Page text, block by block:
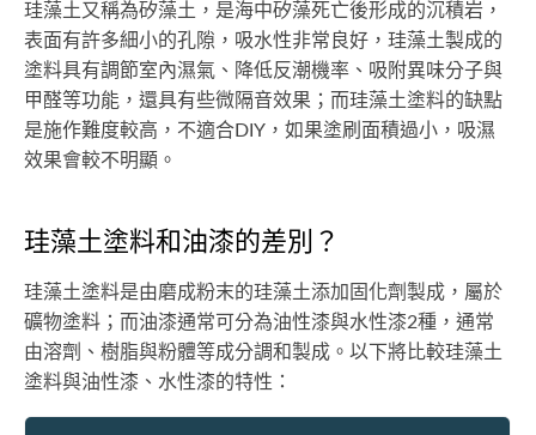
珪藻土又稱為矽藻土，是海中矽藻死亡後形成的沉積岩，
表面有許多細小的孔隙，吸水性非常良好，珪藻土製成的
塗料具有調節室內濕氣、降低反潮機率、吸附異味分子與
甲醛等功能，還具有些微隔音效果；而珪藻土塗料的缺點
是施作難度較高，不適合DIY，如果塗刷面積過小，吸濕
效果會較不明顯。
珪藻土塗料和油漆的差別？
珪藻土塗料是由磨成粉末的珪藻土添加固化劑製成，屬於
礦物塗料；而油漆通常可分為油性漆與水性漆2種，通常
由溶劑、樹脂與粉體等成分調和製成。以下將比較珪藻土
塗料與油性漆、水性漆的特性：